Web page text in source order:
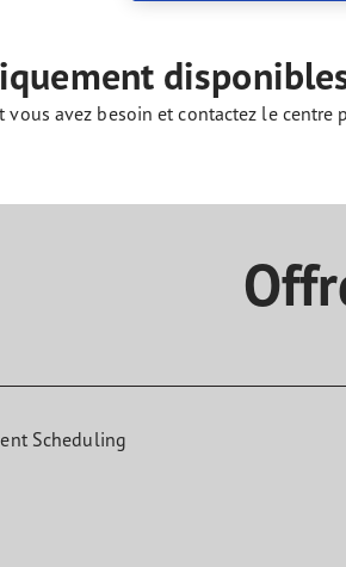
UltraGrip
vous avez besoin et contactez le centre
Scheduling